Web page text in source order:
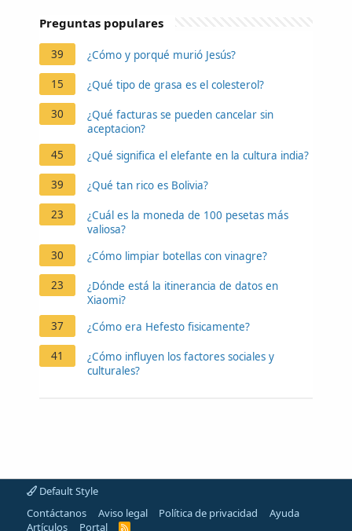
Preguntas populares
39 ¿Cómo y porqué murió Jesús?
15 ¿Qué tipo de grasa es el colesterol?
30
¿Qué facturas se pueden cancelar sin
aceptacion?
45
¿Qué significa el elefante en la cultura india?
39 ¿Qué tan rico es Bolivia?
23
¿Cuál es la moneda de 100 pesetas más
valiosa?
30
¿Cómo limpiar botellas con vinagre?
23
¿Dónde está la itinerancia de datos en
Xiaomi?
37
¿Cómo era Hefesto fisicamente?
41
¿Cómo influyen los factores sociales y
culturales?
Default Style
Contáctanos
Aviso legal Política de privacidad
Ayuda
Artículos
Portal R